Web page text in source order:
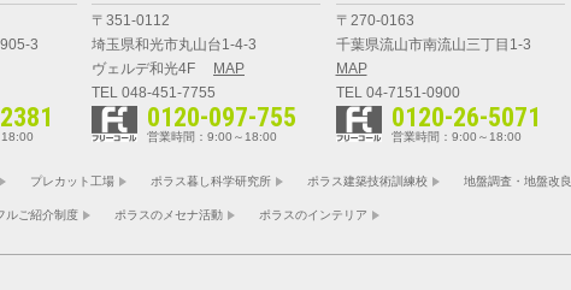
3
〒351-0112
埼玉県和光市丸山台1-4-3
ヴェルデ和光4F
MAP
TEL 048-451-7755
0120-097-755
営業時間：9:00～18:00
〒270-0163
千葉県流山市南流山三丁目1-3
MAP
TEL 04-7151-0900
0120-26-5071
営業時間：9:00～18:00
プレカット工場 ポラス暮し科学研究所 ポラス建築技術訓練校 地盤調査・地盤改良
ルご紹介制度 ポラスのメセナ活動 ポラスのインテリア